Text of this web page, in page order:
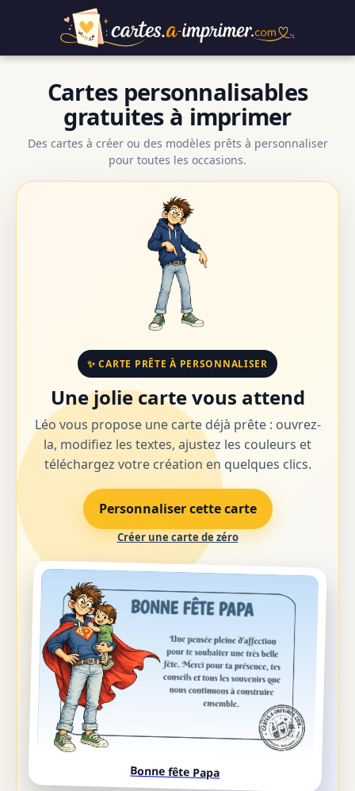
Cartes personnalisables
gratuites à imprimer
Des cartes à créer ou des modèles prêts à personnaliser
pour toutes les occasions.
✨ CARTE PRÊTE À PERSONNALISER
Une jolie carte vous attend
Léo vous propose une carte déjà prête : ouvrez-
la, modifiez les textes, ajustez les couleurs et
téléchargez votre création en quelques clics.
Personnaliser cette carte
Créer une carte de zéro
Bonne fête Papa